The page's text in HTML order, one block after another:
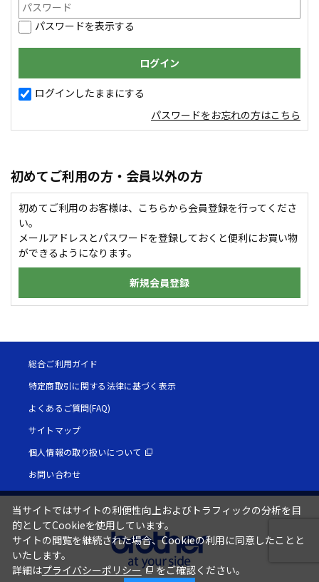
パスワードを表示する
ログインしたままにする
パスワードをお忘れの方はこちら
初めてご利用の方・会員以外の方
初めてご利用のお客様は、こちらから会員登録を行ってくださ
い。
メールアドレスとパスワードを登録しておくと便利にお買い物
ができるようになります。
新規会員登録
総合ご利用ガイド
特定商取引に関する法律に基づく表示
よくあるご質問(FAQ)
サイトマップ
個人情報の取り扱いについて
お問い合わせ
当サイトではサイトの利便性向上およびトラフィックの分析を目
的としてCookieを使用しています。
サイトの閲覧を継続された場合、Cookieの利用に同意したことと
いたします。
詳細はプライバシーポリシー をご確認ください。